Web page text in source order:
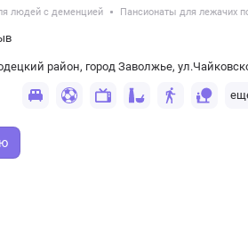
людей с деменцией Пансионаты для лежачих
район, город Заволжье,